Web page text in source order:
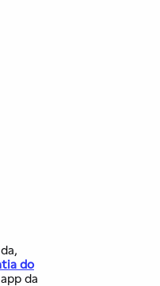
do
da